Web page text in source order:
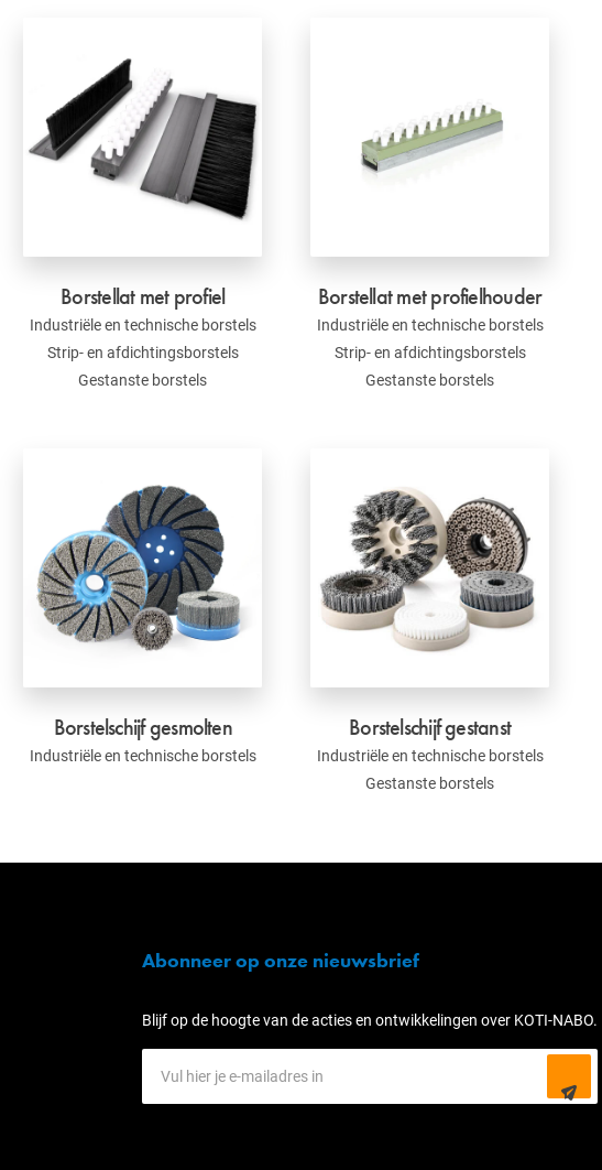
Borstellat met profiel
Industriële en technische borstels
Strip- en afdichtingsborstels
Gestanste borstels
Borstellat met profielhouder
Industriële en technische borstels
Strip- en afdichtingsborstels
Gestanste borstels
Borstelschijf gesmolten
Industriële en technische borstels
Borstelschijf gestanst
Industriële en technische borstels
Gestanste borstels
Abonneer op onze nieuwsbrief
Blijf op de hoogte van de acties en ontwikkelingen over KOTI-NABO.